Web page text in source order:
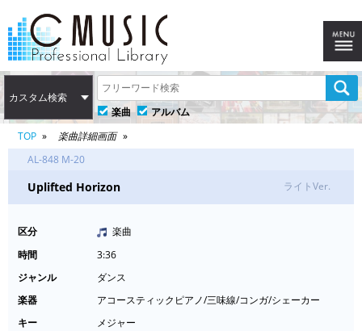
カスタム検索
楽曲
アルバム
TOP
楽曲詳細画面
AL-848 M-20
Uplifted Horizon ライトVer.
区分
楽曲
時間
3:36
ジャンル
ダンス
楽器
アコースティックピアノ/三味線/コンガ/シェーカー
キー
メジャー